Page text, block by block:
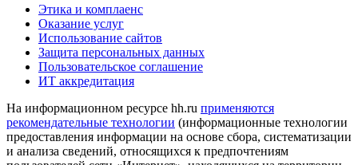
Этика и комплаенс
Оказание услуг
Использование сайтов
Защита персональных данных
Пользовательское соглашение
ИТ аккредитация
На информационном ресурсе hh.ru применяются
рекомендательные технологии (информационные технологии
предоставления информации на основе сбора, систематизации
и анализа сведений, относящихся к предпочтениям